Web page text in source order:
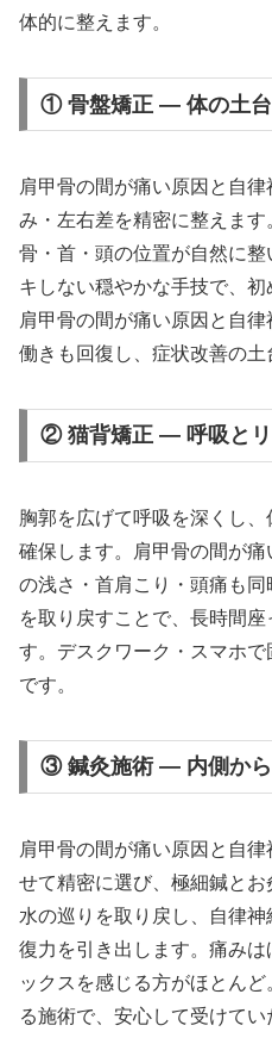
体的に整えます。
① 骨盤矯正 — 体の土台
肩甲骨の間が痛い原因と自
み・左右差を精密に整えま
骨・首・頭の位置が自然に
キしない穏やかな手技で、初
肩甲骨の間が痛い原因と自
働きも回復し、症状改善の土
② 猫背矯正 — 呼吸とリ
胸郭を広げて呼吸を深くし
確保します。肩甲骨の間が
の浅さ・首肩こり・頭痛も
を取り戻すことで、長時間
す。デスクワーク・スマホ
です。
③ 鍼灸施術 — 内側から
肩甲骨の間が痛い原因と自
せて精密に選び、極細鍼とお
水の巡りを取り戻し、自律
復力を引き出します。痛み
ックスを感じる方がほとん
る施術で、安心して受けてい